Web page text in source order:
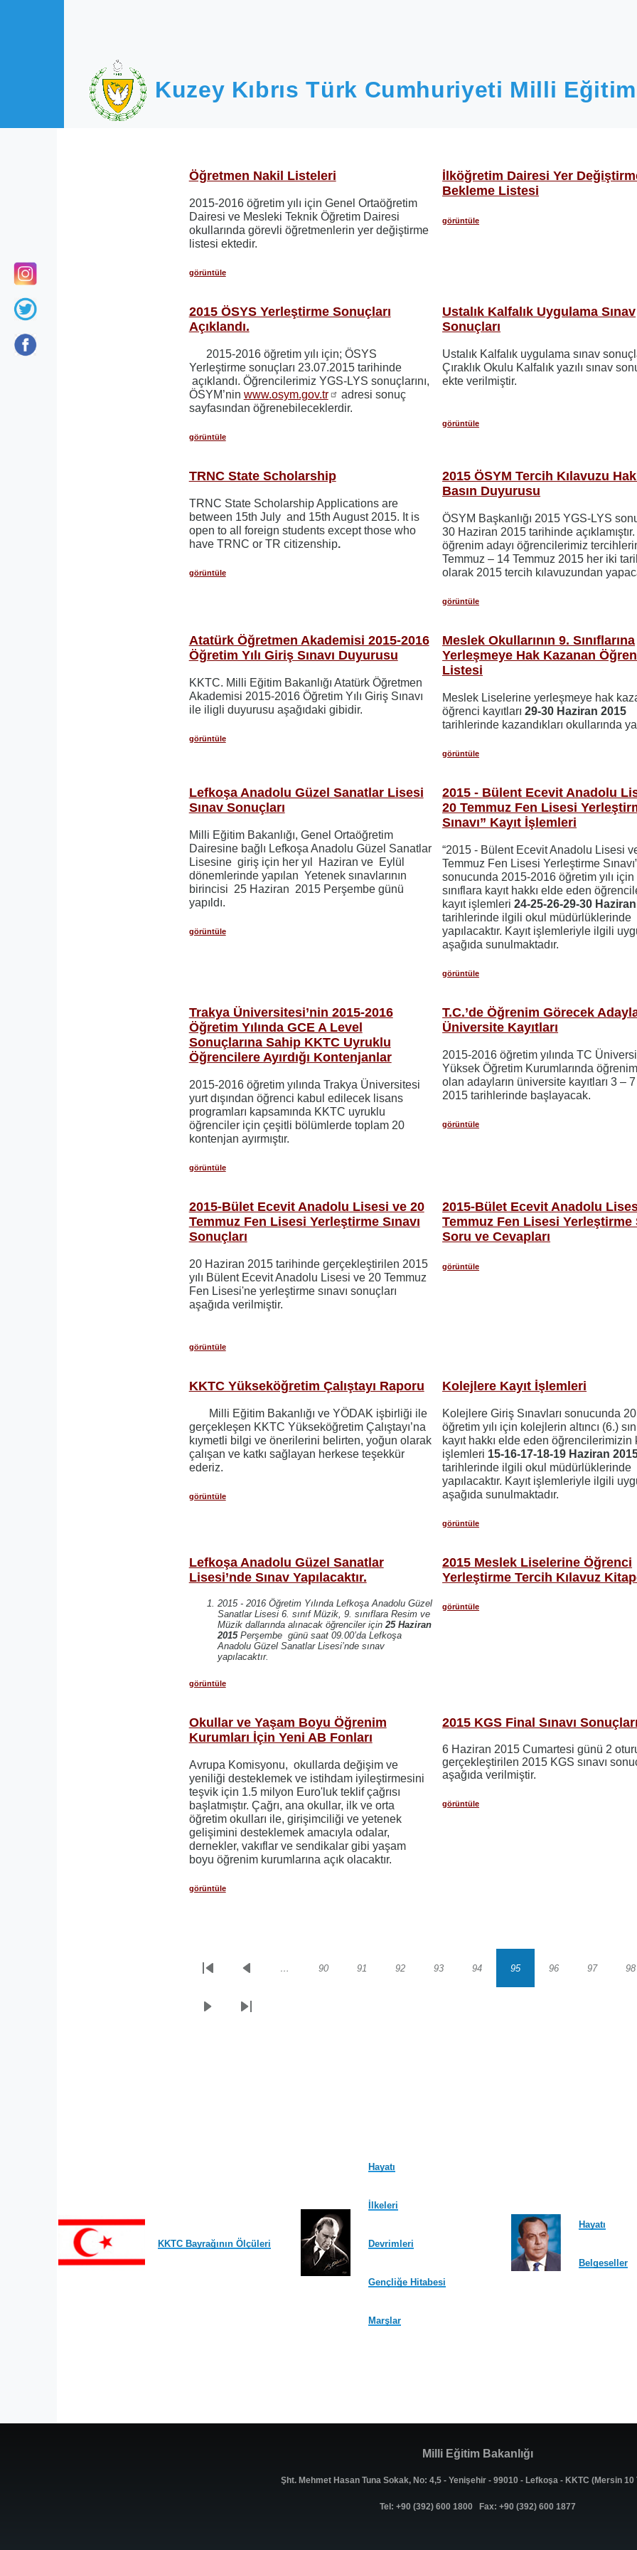
Kuzey Kıbrıs Türk Cumhuriyeti Milli Eğitim
Öğretmen Nakil Listeleri
2015-2016 öğretim yılı için Genel Ortaöğretim
Dairesi ve Mesleki Teknik Öğretim Dairesi
okullarında görevli öğretmenlerin yer değiştirme
listesi ektedir.
görüntüle
İlköğretim Dairesi Yer
Bekleme Listesi
görüntüle
2015 ÖSYS Yerleştirme Sonuçları
Açıklandı.
2015-2016 öğretim yılı için; ÖSYS
Yerleştirme sonuçları 23.07.2015 tarihinde
açıklandı. Öğrencilerimiz YGS-LYS sonuçlarını,
ÖSYM’nin www.osym.gov.tr
adresi sonuç
sayfasından öğrenebileceklerdir.
görüntüle
Ustalık Kalfalık Uygulama Sınav
Sonuçları
Ustalık Kalfalık uygulama sınav
Çıraklık Okulu Kalfalık yazılı sınav
ekte verilmiştir.
görüntüle
TRNC State Scholarship
TRNC State Scholarship Applications are
between 15th July and 15th August 2015. It is
open to all foreign students except those who
have TRNC or TR citizenship.
görüntüle
2015 ÖSYM Tercih Kılavuzu
Basın Duyurusu
ÖSYM Başkanlığı 2015 YGS-LYS
30 Haziran 2015 tarihinde
öğrenim adayı öğrencilerimiz
Temmuz – 14 Temmuz 2015 her iki
olarak 2015 tercih kılavuzundan
görüntüle
Atatürk Öğretmen Akademisi 2015-2016
Öğretim Yılı Giriş Sınavı Duyurusu
KKTC. Milli Eğitim Bakanlığı Atatürk Öğretmen
Akademisi 2015-2016 Öğretim Yılı Giriş Sınavı
ile iligli duyurusu aşağıdaki gibidir.
görüntüle
Meslek Okullarının 9. Sınıflarına
Yerleşmeye Hak Kazanan
Listesi
Meslek Liselerine yerleşmeye hak
öğrenci kayıtları29-30 Haziran 2015
tarihlerinde kazandıkları okullarında
görüntüle
Lefkoşa Anadolu Güzel Sanatlar Lisesi
Sınav Sonuçları
Milli Eğitim Bakanlığı, Genel Ortaöğretim
Dairesine bağlı Lefkoşa Anadolu Güzel Sanatlar
Lisesine giriş için her yıl Haziran ve Eylül
dönemlerinde yapılan Yetenek sınavlarının
birincisi 25 Haziran 2015 Perşembe günü
yapıldı.
görüntüle
2015 - Bülent Ecevit Anadolu
20 Temmuz Fen Lisesi
Sınavı” Kayıt İşlemleri
“2015 - Bülent Ecevit Anadolu Lisesi
Temmuz Fen Lisesi Yerleştirme
sonucunda 2015-2016 öğretim yılı için
sınıflara kayıt hakkı elde eden
kayıt işlemleri24-25-26-29-30
tarihlerinde ilgili okul müdürlüklerinde
yapılacaktır. Kayıt işlemleriyle ilgili
aşağıda sunulmaktadır.
görüntüle
Trakya Üniversitesi’nin 2015-2016
Öğretim Yılında GCE A Level
Sonuçlarına Sahip KKTC Uyruklu
Öğrencilere Ayırdığı Kontenjanlar
2015-2016 öğretim yılında Trakya Üniversitesi
yurt dışından öğrenci kabul edilecek lisans
programları kapsamında KKTC uyruklu
öğrenciler için çeşitli bölümlerde toplam 20
kontenjan ayırmıştır.
görüntüle
T.C.’de Öğrenim Görecek
Üniversite Kayıtları
2015-2016 öğretim yılında TC
Yüksek Öğretim Kurumlarında
olan adayların üniversite kayıtları 3 –
2015 tarihlerinde başlayacak.
görüntüle
2015-Bület Ecevit Anadolu Lisesi ve 20
Temmuz Fen Lisesi Yerleştirme Sınavı
Sonuçları
20 Haziran 2015 tarihinde gerçekleştirilen 2015
yılı Bülent Ecevit Anadolu Lisesi ve 20 Temmuz
Fen Lisesi'ne yerleştirme sınavı sonuçları
aşağıda verilmiştir.
görüntüle
2015-Bület Ecevit Anadolu
Temmuz Fen Lisesi Yerleştirme
Soru ve Cevapları
görüntüle
KKTC Yükseköğretim Çalıştayı Raporu
Milli Eğitim Bakanlığı ve YÖDAK işbirliği ile
gerçekleşen KKTC Yükseköğretim Çalıştayı’na
kıymetli bilgi ve önerilerini belirten, yoğun olarak
çalışan ve katkı sağlayan herkese teşekkür
ederiz.
görüntüle
Kolejlere Kayıt İşlemleri
Kolejlere Giriş Sınavları sonucunda
öğretim yılı için kolejlerin altıncı (6.)
kayıt hakkı elde eden öğrencilerimizin
işlemleri 15-16-17-18-19 Haziran
tarihlerinde ilgili okul müdürlüklerinde
yapılacaktır. Kayıt işlemleriyle ilgili
aşağıda sunulmaktadır.
görüntüle
Lefkoşa Anadolu Güzel Sanatlar
Lisesi’nde Sınav Yapılacaktır.
2015 - 2016 Öğretim Yılında Lefkoşa Anadolu Güzel
Sanatlar Lisesi 6. sınıf Müzik, 9. sınıflara Resim ve
Müzik dallarında alınacak öğrenciler için 25 Haziran
2015Perşembe günü saat 09.00’da Lefkoşa
Anadolu Güzel Sanatlar Lisesi’nde sınav
yapılacaktır.
görüntüle
2015 Meslek Liselerine Öğrenci
Yerleştirme Tercih Kılavuz
görüntüle
Okullar ve Yaşam Boyu Öğrenim
Kurumları İçin Yeni AB Fonları
Avrupa Komisyonu, okullarda değişim ve
yeniliği desteklemek ve istihdam iyileştirmesini
teşvik için 1.5 milyon Euro'luk teklif çağrısı
başlatmıştır. Çağrı, ana okullar, ilk ve orta
öğretim okulları ile, girişimciliği ve yetenek
gelişimini desteklemek amacıyla odalar,
dernekler, vakıflar ve sendikalar gibi yaşam
boyu öğrenim kurumlarına açık olacaktır.
görüntüle
2015 KGS Final Sınavı Sonuçları
6 Haziran 2015 Cumartesi günü 2
gerçekleştirilen 2015 KGS sınavı
aşağıda verilmiştir.
görüntüle
Sayfalama
İlk
Önceki
… Sayfa
90 Sayfa
91 Sayfa
92 Sayfa
93 Sayfa
94 Sayfa
95 Sayfa
96 Sayfa
97 98
Sonraki
Son
KKTC Bayrağının Ölçüleri
Hayatı
İlkeleri
Devrimleri
Gençliğe Hitabesi
Marşlar
Hayatı
Belgeseller
Milli Eğitim Bakanlığı
Şht. Mehmet Hasan Tuna Sokak, No: 4,5 - Yenişehir - 99010 - Lefkoşa - KKTC (Mersin 10
Tel: +90 (392) 600 1800 Fax: +90 (392) 600 1877